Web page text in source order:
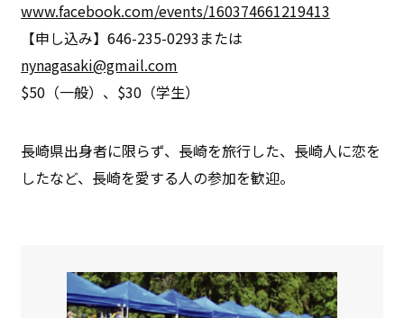
www.facebook.com/events/160374661219413
【申し込み】646-235-0293または
nynagasaki@gmail.com
$50（一般）、$30（学生）
長崎県出身者に限らず、長崎を旅行した、長崎人に恋を
したなど、長崎を愛する人の参加を歓迎。